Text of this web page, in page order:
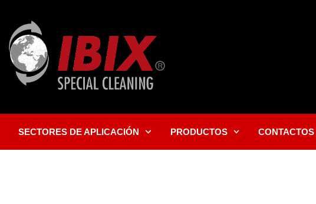
SECTORES DE APLICACIÓN PRODUCTOS CONTACTOS